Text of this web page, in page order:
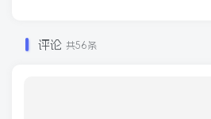
评论 共56条